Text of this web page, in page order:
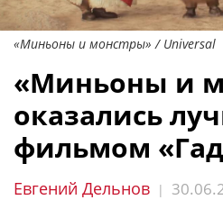
«Миньоны и монстры» / Universal
«Миньоны и
оказались
фильмом
Евгений Дельнов |